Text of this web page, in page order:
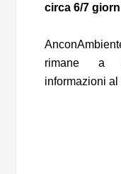
circa 6/7
rimane a
informazioni